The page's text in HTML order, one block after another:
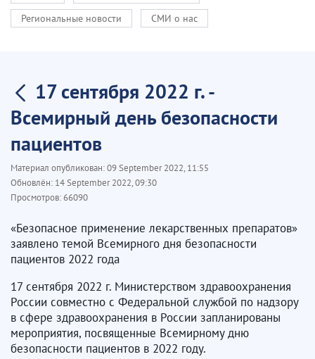
Региональные новости
СМИ о нас
17 сентября 2022 г. -
Всемирный день безопасности
пациентов
Материал опубликован:09 September 2022, 11:55
Обновлён: 14 September 2022, 09:30
Просмотров:66090
«Безопасное применение лекарственных препаратов»
заявлено темой Всемирного дня безопасности
пациентов 2022 года
17 сентября 2022 г. Министерством здравоохранения
России совместно с Федеральной службой по надзору
в сфере здравоохранения в России запланированы
мероприятия, посвященные Всемирному дню
безопасности пациентов в 2022 году.